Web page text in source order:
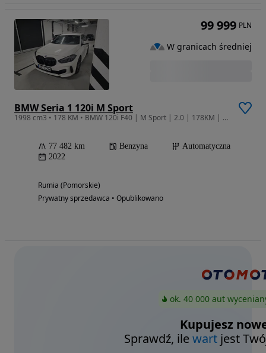
BMW Seria 1 120i M Sport
1998 cm3 • 178 KM • BMW 120i F40 | M Sport | 2.0 | 178KM | Salon PL | Gwarancja
77 482 km Benzyna
Automatyczna
2022
Rumia (Pomorskie)
Prywatny sprzedawca • Opublikowano
99 999 PLN
W granicach średniej
ok. 40 000 aut
Kupujesz
Sprawdź, ilewart jest